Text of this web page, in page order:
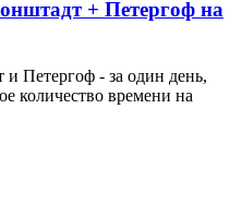
+ Петергоф на
и Петергоф - за один день,
количество времени на